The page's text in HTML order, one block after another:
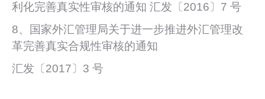
利化完善真实性审核的通知 汇发〔2016〕7 号
8、国家外汇管理局关于进一步推进外汇管理改
革完善真实合规性审核的通知
汇发〔2017〕3 号